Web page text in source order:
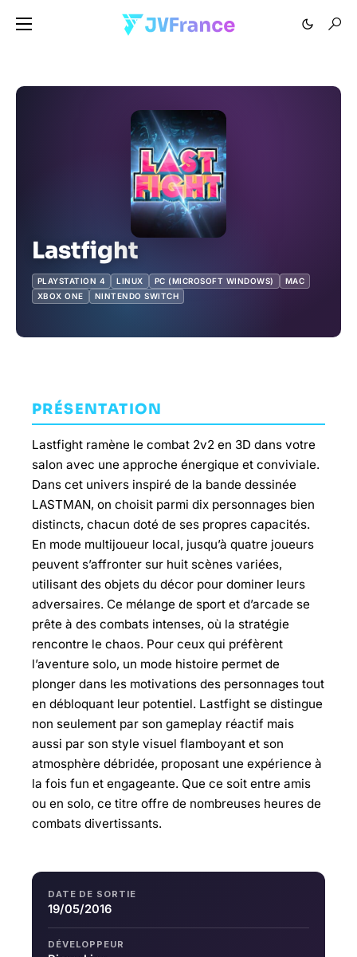
Lastfight
PLAYSTATION 4 LINUX PC (MICROSOFT WINDOWS)
MAC
XBOX ONE
NINTENDO SWITCH
PRÉSENTATION
Lastfight ramène le combat 2v2 en 3D dans votre
salon avec une approche énergique et conviviale.
Dans cet univers inspiré de la bande dessinée
LASTMAN, on choisit parmi dix personnages bien
distincts, chacun doté de ses propres capacités.
En mode multijoueur local, jusqu’à quatre joueurs
peuvent s’affronter sur huit scènes variées,
utilisant des objets du décor pour dominer leurs
adversaires. Ce mélange de sport et d’arcade se
prête à des combats intenses, où la stratégie
rencontre le chaos. Pour ceux qui préfèrent
l’aventure solo, un mode histoire permet de
plonger dans les motivations des personnages tout
en débloquant leur potentiel. Lastfight se distingue
non seulement par son gameplay réactif mais
aussi par son style visuel flamboyant et son
atmosphère débridée, proposant une expérience à
la fois fun et engageante. Que ce soit entre amis
ou en solo, ce titre offre de nombreuses heures de
combats divertissants.
DATE DE SORTIE
19/05/2016
DÉVELOPPEUR